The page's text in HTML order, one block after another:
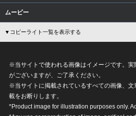
ムービー
▼コピーライト一覧を表示する
※当サイトで使われる画像はイメージです。実
がございますが、ご了承ください。
※当サイトに掲載されているすべての画像、文
載をお断りします。
*Product image for illustration purposes only.